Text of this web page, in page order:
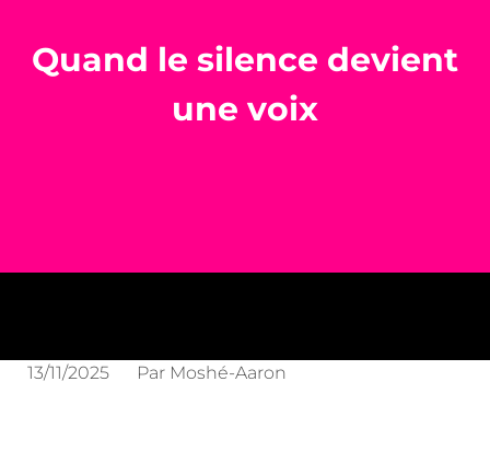
Quand le silence devient
une voix
13/11/2025 Par Moshé-Aaron